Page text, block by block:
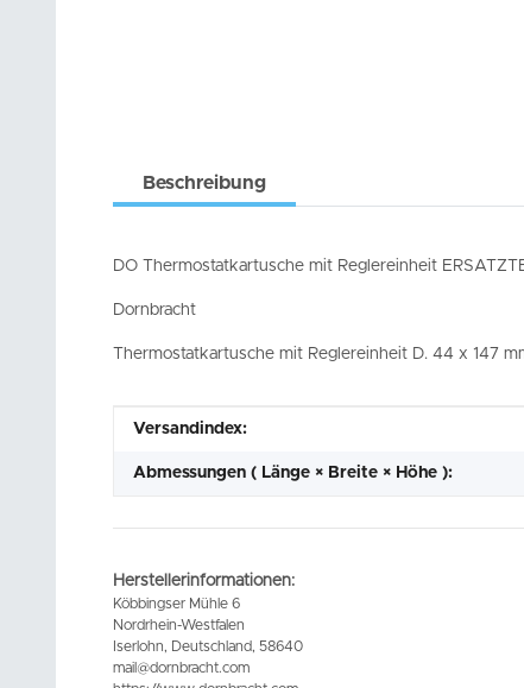
Beschreibung
DO Thermostatkartusche mit Reglereinheit
Dornbracht
Thermostatkartusche mit Reglereinheit D. 44 x 147
Produkteigenschaft
Wert
Versandindex:
Abmessungen ( Länge × Breite × Höhe ):
Herstellerinformationen:
Köbbingser Mühle 6
Nordrhein-Westfalen
Iserlohn, Deutschland, 58640
mail@dornbracht.com